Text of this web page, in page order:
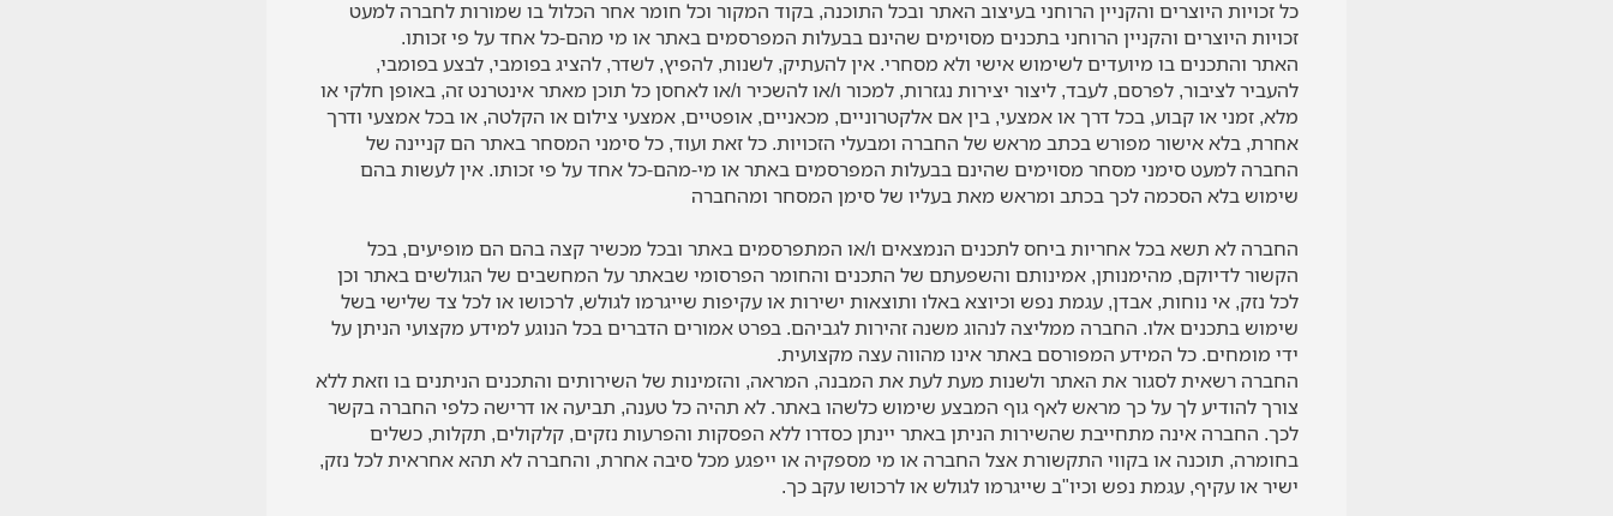
כל זכויות היוצרים והקניין הרוחני בעיצוב האתר ובכל התוכנה, בקוד המקור וכל חומר אחר הכלול בו שמורות לחברה למעט
זכויות היוצרים והקניין הרוחני בתכנים מסוימים שהינם בבעלות המפרסמים באתר או מי מהם-כל אחד על פי זכותו.
האתר והתכנים בו מיועדים לשימוש אישי ולא מסחרי. אין להעתיק, לשנות, להפיץ, לשדר, להציג בפומבי, לבצע בפומבי,
להעביר לציבור, לפרסם, לעבד, ליצור יצירות נגזרות, למכור ו/או להשכיר ו/או לאחסן כל תוכן מאתר אינטרנט זה, באופן חלקי או
מלא, זמני או קבוע, בכל דרך או אמצעי, בין אם אלקטרוניים, מכאניים, אופטיים, אמצעי צילום או הקלטה, או בכל אמצעי ודרך
אחרת, בלא אישור מפורש בכתב מראש של החברה ומבעלי הזכויות. כל זאת ועוד, כל סימני המסחר באתר הם קניינה של
החברה למעט סימני מסחר מסוימים שהינם בבעלות המפרסמים באתר או מי-מהם-כל אחד על פי זכותו. אין לעשות בהם
שימוש בלא הסכמה לכך בכתב ומראש מאת בעליו של סימן המסחר ומהחברה
החברה לא תשא בכל אחריות ביחס לתכנים הנמצאים ו/או המתפרסמים באתר ובכל מכשיר קצה בהם הם מופיעים, בכל
הקשור לדיוקם, מהימנותן, אמינותם והשפעתם של התכנים והחומר הפרסומי שבאתר על המחשבים של הגולשים באתר וכן
לכל נזק, אי נוחות, אבדן, עגמת נפש וכיוצא באלו ותוצאות ישירות או עקיפות שייגרמו לגולש, לרכושו או לכל צד שלישי בשל
שימוש בתכנים אלו. החברה ממליצה לנהוג משנה זהירות לגביהם. בפרט אמורים הדברים בכל הנוגע למידע מקצועי הניתן על
ידי מומחים. כל המידע המפורסם באתר אינו מהווה עצה מקצועית.
החברה רשאית לסגור את האתר ולשנות מעת לעת את המבנה, המראה, והזמינות של השירותים והתכנים הניתנים בו וזאת ללא
צורך להודיע לך על כך מראש לאף גוף המבצע שימוש כלשהו באתר. לא תהיה כל טענה, תביעה או דרישה כלפי החברה בקשר
לכך. החברה אינה מתחייבת שהשירות הניתן באתר יינתן כסדרו ללא הפסקות והפרעות נזקים, קלקולים, תקלות, כשלים
בחומרה, תוכנה או בקווי התקשורת אצל החברה או מי מספקיה או ייפגע מכל סיבה אחרת, והחברה לא תהא אחראית לכל נזק,
ישיר או עקיף, עגמת נפש וכיו"ב שייגרמו לגולש או לרכושו עקב כך.